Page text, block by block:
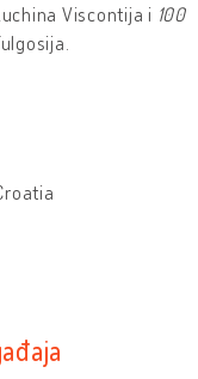
Viscontija i 100